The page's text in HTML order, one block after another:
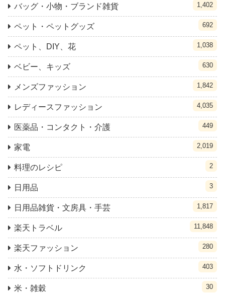
バッグ・小物・ブランド雑貨 1,402
ペット・ペットグッズ 692
ペット、DIY、花 1,038
ベビー、キッズ 630
メンズファッション 1,842
レディースファッション 4,035
医薬品・コンタクト・介護 449
家電 2,019
料理のレシピ 2
日用品 3
日用品雑貨・文房具・手芸 1,817
楽天トラベル 11,848
楽天ファッション 280
水・ソフトドリンク 403
米・雑穀 30